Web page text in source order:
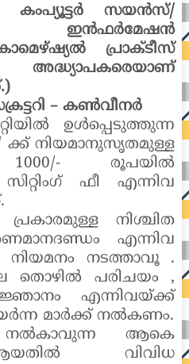
കംപ്യൂട്ടർ സയൻസ്/
ഇൻഫർമേഷൻ
പ്രാക്ടീസ്
– കൺവീനർ
ഉൾപ്പെടുത്തുന്ന
ക്ക് നിയമാനുസൃതമുള്ള
1000/- രൂപയിൽ
ഫീ എന്നിവ
നിശ്ചിത
എന്നിവ
നിയമനം നടത്താവൂ .
തൊഴിൽ പരിചയം ,
എന്നിവയ്ക്ക്
മാർക്ക് നൽകണം.
നൽകാവുന്ന ആകെ
വിവിധ